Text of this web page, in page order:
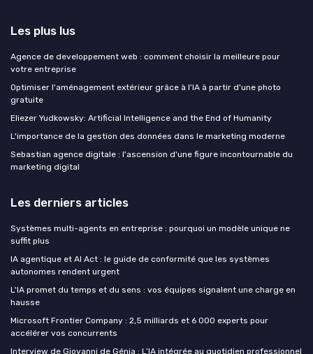
Les plus lus
Agence de developpement web : comment choisir la meilleure pour
votre entreprise
Optimiser l'aménagement extérieur grâce à l'IA à partir d'une photo
gratuite
Eliezer Yudkowsky: Artificial Intelligence and the End of Humanity
L'importance de la gestion des données dans le marketing moderne
Sebastian agence digitale : l'ascension d'une figure incontournable du
marketing digital
Les derniers articles
Systèmes multi-agents en entreprise : pourquoi un modèle unique ne
suffit plus
IA agentique et AI Act : le guide de conformité que les systèmes
autonomes rendent urgent
L'IA promet du temps et du sens : vos équipes signalent une charge en
hausse
Microsoft Frontier Company : 2,5 milliards et 6 000 experts pour
accélérer vos concurrents
Interview de Giovanni de Génia : L’IA intégrée au quotidien professionnel